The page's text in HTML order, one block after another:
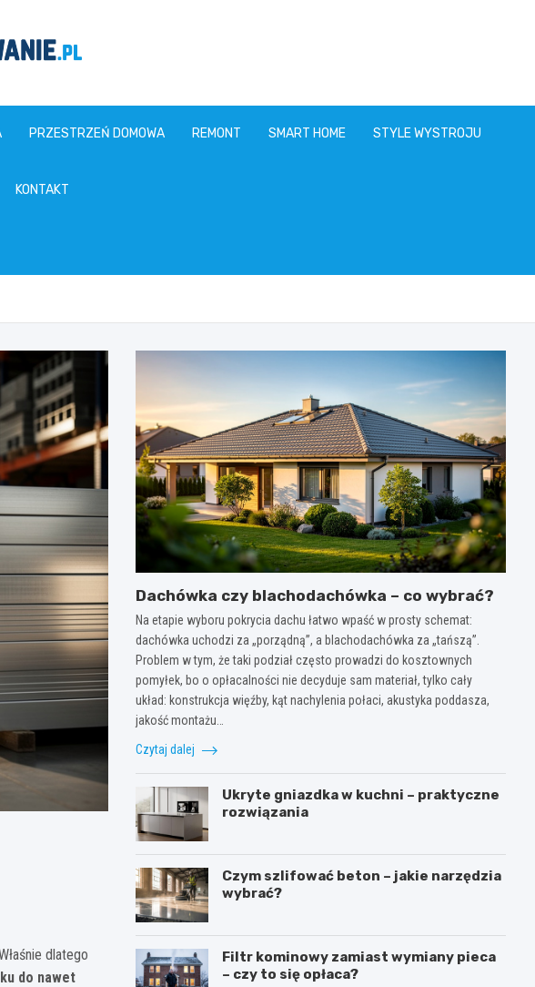
PRZESTRZEŃ DOMOWA REMONT SMART HOME STYLE WYSTROJU
KONTAKT
dlatego
do nawet
Dachówka czy blachodachówka – co wybrać?
Na etapie wyboru pokrycia dachu łatwo wpaść w prosty schemat:
dachówka uchodzi za „porządną”, a blachodachówka za „tańszą”.
Problem w tym, że taki podział często prowadzi do kosztownych
pomyłek, bo o opłacalności nie decyduje sam materiał, tylko cały
układ: konstrukcja więźby, kąt nachylenia połaci, akustyka poddasza,
jakość montażu…
Czytaj dalej
Ukryte gniazdka w kuchni – praktyczne
rozwiązania
Czym szlifować beton – jakie narzędzia
wybrać?
Filtr kominowy zamiast wymiany pieca
– czy to się opłaca?